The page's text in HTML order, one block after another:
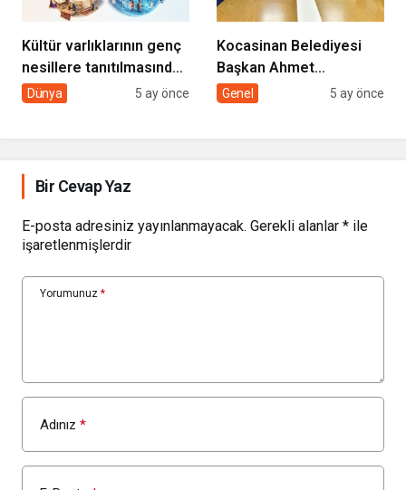
Kültür varlıklarının genç
nesillere tanıtılmasında
sivil toplumun rolü
Dünya 5 ay önce
Kocasinan Belediyesi
Başkan Ahmet
Çolakbayrakdar ile
Genel 5 ay önce
Bir Cevap Yaz
E-posta adresiniz yayınlanmayacak. Gerekli alanlar * ile
işaretlenmişlerdir
Yorumunuz *
Adınız *